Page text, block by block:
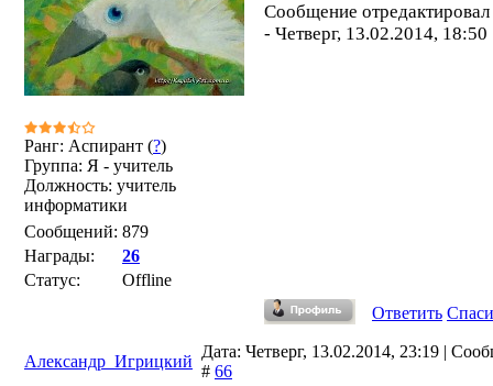
Ранг: Аспирант (?)
Группа: Я - учитель
Должность: учитель
информатики
Сообщений: 879
Награды:
26
Статус:
Offline
Сообщение отредактировал
- Четверг, 13.02.2014, 18:50
Ответить
Александр_Игрицкий
Дата: Четверг, 13.02.2014, 23:19 |
# 66